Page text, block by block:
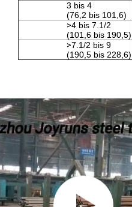
3 bis 4
(76,2 bis 101,6)
>4 bis 7.1/2
(101,6 bis 190,5)
>7.1/2 bis 9
(190,5 bis 228,6)